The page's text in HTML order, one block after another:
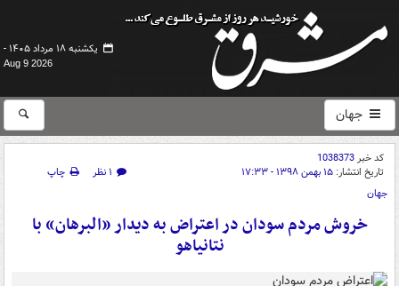
یکشنبه ۱۸ مرداد ۱۴۰۵ -
Aug 9 2026
جهان
کد خبر1038373
تاریخ انتشار: ۱۵ بهمن ۱۳۹۸ - ۱۷:۳۳ ۱ نظر
چاپ
جهان
خروش مردم سودان در اعتراض به دیدار «البرهان» با
نتانیاهو